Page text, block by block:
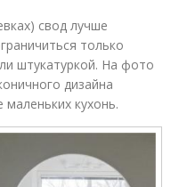
свод лучше
только
штукатуркой. На фото
дизайна
кухонь.